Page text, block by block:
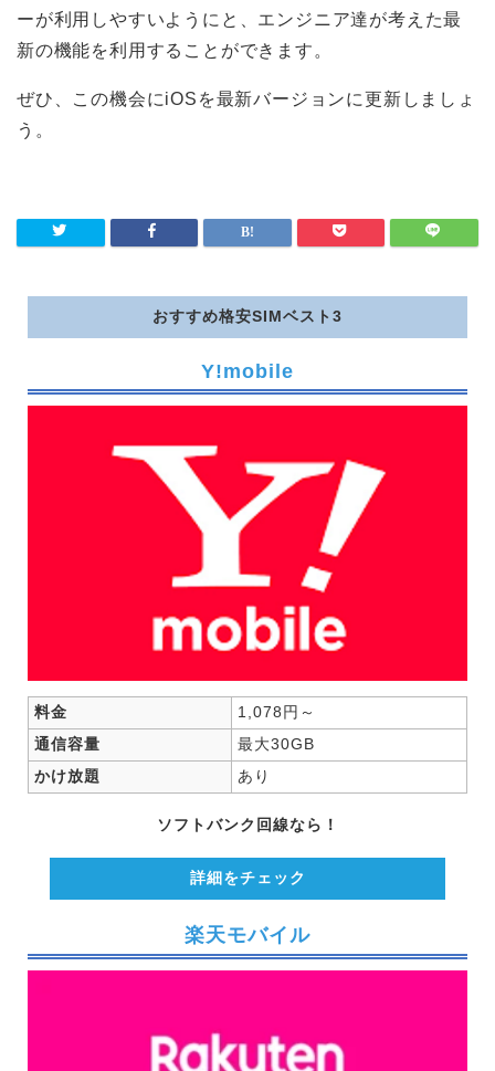
ーが利用しやすいようにと、エンジニア達が考えた最
新の機能を利用することができます。
ぜひ、この機会にiOSを最新バージョンに更新しましょ
う。
おすすめ格安SIMベスト3
Y!mobile
料金
1,078円～
通信容量
最大30GB
かけ放題
あり
ソフトバンク回線なら！
詳細をチェック
楽天モバイル